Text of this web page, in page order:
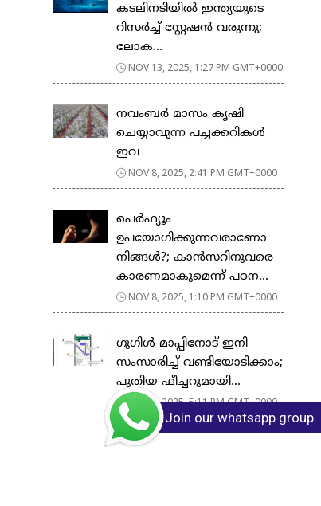
കടലിനടിയിൽ ഇന്ത്യയുടെ
റിസർച്ച് സ്റ്റേഷൻ വരുന്നു;
ലോക...
NOV 13, 2025, 1:27 PM GMT+0000
നവംബർ മാസം കൃഷി
ചെയ്യാവുന്ന പച്ചക്കറികൾ
ഇവ
NOV 8, 2025, 2:41 PM GMT+0000
പെർഫ്യൂം
ഉപയോഗിക്കുന്നവരാണോ
നിങ്ങൾ?; കാൻസറിനുവരെ
കാരണമാകുമെന്ന് പഠന...
NOV 8, 2025, 1:10 PM GMT+0000
ഗൂഗിള്‍ മാപ്പിനോട് ഇനി
സംസാരിച്ച് വണ്ടിയോടിക്കാം;
പുതിയ ഫീച്ചറുമായി...
NOV 6, 2025, 5:11 PM GMT+0000
Join our whatsapp group